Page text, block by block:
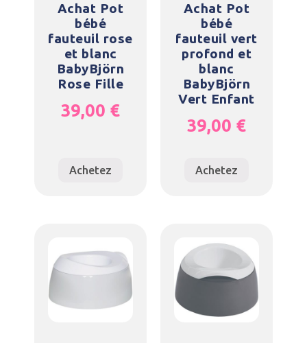
Achat Pot
bébé
fauteuil rose
et blanc
BabyBjörn
Rose Fille
39,00 €
Achetez
Achat Pot
bébé
fauteuil vert
profond et
blanc
BabyBjörn
Vert Enfant
39,00 €
Achetez